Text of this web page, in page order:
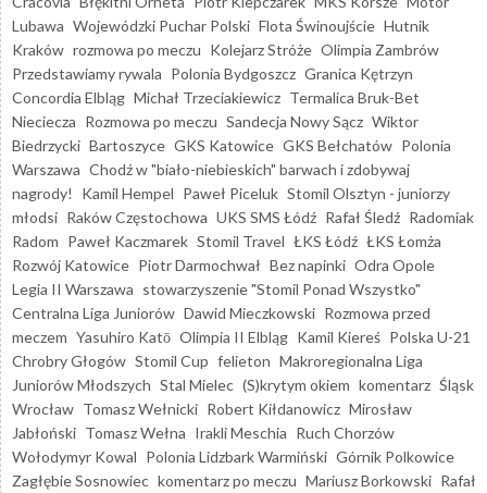
Lubawa Wojewódzki Puchar Polski Flota Świnoujście Hutnik
Kraków rozmowa po meczu Kolejarz Stróże Olimpia Zambrów
Przedstawiamy rywala Polonia Bydgoszcz Granica Kętrzyn
Concordia Elbląg Michał Trzeciakiewicz Termalica Bruk-Bet
Nieciecza Rozmowa po meczu Sandecja Nowy Sącz Wiktor
Biedrzycki Bartoszyce GKS Katowice GKS Bełchatów Polonia
Warszawa Chodź w "biało-niebieskich" barwach i zdobywaj
nagrody!
Kamil Hempel Paweł Piceluk Stomil Olsztyn - juniorzy
młodsi Raków Częstochowa UKS SMS Łódź Rafał Śledź Radomiak
Radom Paweł Kaczmarek Stomil Travel ŁKS Łódź ŁKS Łomża
Rozwój Katowice Piotr Darmochwał Bez napinki Odra Opole
Legia II Warszawa stowarzyszenie "Stomil Ponad Wszystko"
Centralna Liga Juniorów Dawid Mieczkowski Rozmowa przed
meczem Yasuhiro Katō Olimpia II Elbląg Kamil Kiereś Polska U-21
Chrobry Głogów Stomil Cup felieton Makroregionalna Liga
Juniorów Młodszych Stal Mielec (S)krytym okiem komentarz Śląsk
Wrocław Tomasz Wełnicki Robert Kiłdanowicz Mirosław
Jabłoński Tomasz Wełna Irakli Meschia Ruch Chorzów
Wołodymyr Kowal Polonia Lidzbark Warmiński Górnik Polkowice
Zagłębie Sosnowiec komentarz po meczu Mariusz Borkowski Rafał